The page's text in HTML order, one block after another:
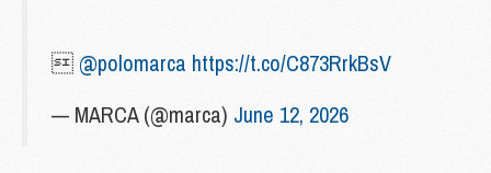
 @polomarca https://t.co/C873RrkBsV
— MARCA (@marca) June 12, 2026